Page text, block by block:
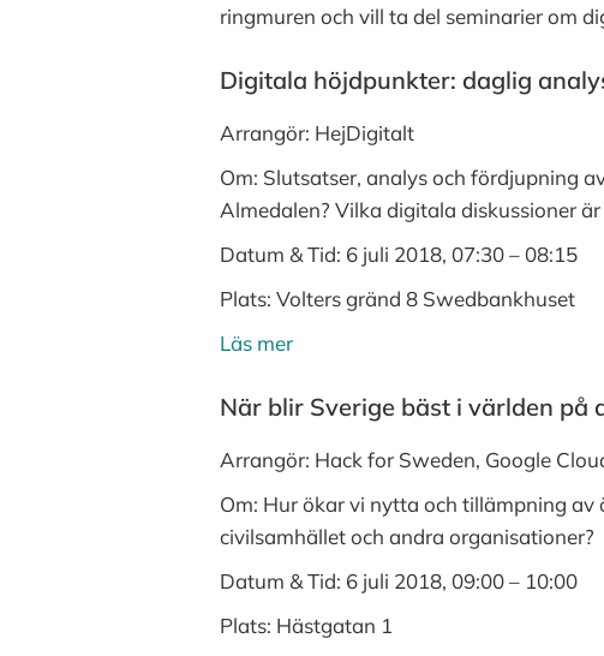
ringmuren och vill ta del seminarier om
Digitala höjdpunkter: daglig
Arrangör: HejDigitalt
Om: Slutsatser, analys och fördjupning
Almedalen? Vilka digitala diskussioner
Datum & Tid: 6 juli 2018, 07:30 – 08:15
Plats:Volters gränd 8 Swedbankhuset
Läs mer
När blir Sverige bäst i världen på
Arrangör: Hack for Sweden, Google
Om: Hur ökar vi nytta och tillämpning
civilsamhället och andra organisationer?
Datum & Tid: 6 juli 2018, 09:00 – 10:00
Plats: Hästgatan 1